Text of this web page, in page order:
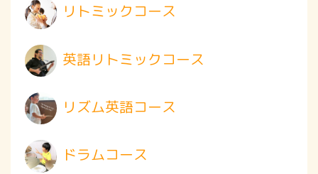
リトミックコース
英語リトミックコース
リズム英語コース
ドラムコース